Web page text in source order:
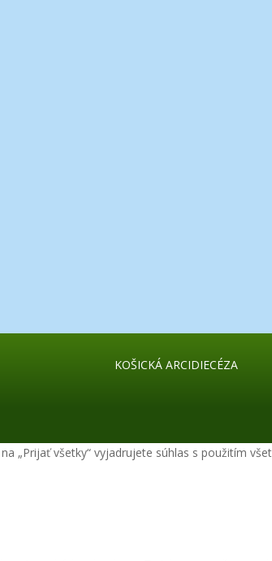
KOŠICKÁ ARCIDIECÉZA
„Prijať všetky“ vyjadrujete súhlas s použitím